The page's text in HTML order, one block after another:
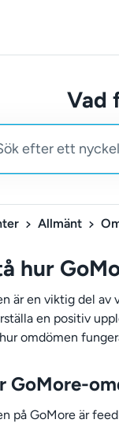
Vad
Allmänt
hur
är en viktig del
en positiv
omdömen
GoMore-
på GoMore är